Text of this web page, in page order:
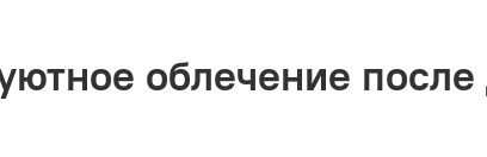
облечение